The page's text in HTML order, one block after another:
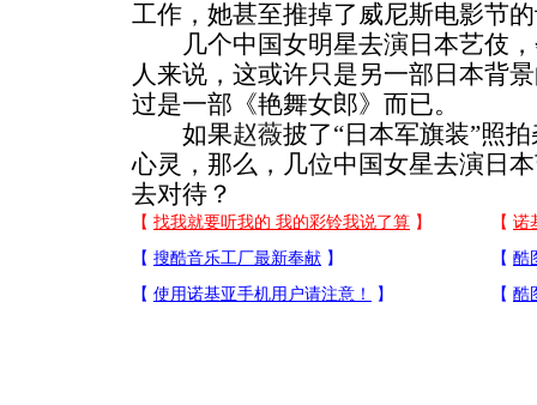
工作，她甚至推掉了威尼斯电影节
几个中国女明星去演日本艺伎，
人来说，这或许只是另一部日本背
过是一部《艳舞女郎》而已。
如果赵薇披了“日本军旗装”照
心灵，那么，几位中国女星去演日
去对待？